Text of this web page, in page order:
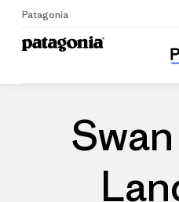
Patagonia